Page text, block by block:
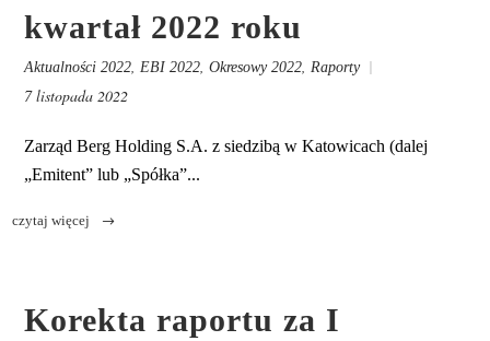
kwartał 2022 roku
Aktualności 2022 EBI 2022 ,Okresowy 2022 Raporty
7 listopada 2022
Zarząd Berg Holding S.A. z siedzibą w Katowicach (dalej
„Emitent” lub „Spółka”...
Korekta raportu za I